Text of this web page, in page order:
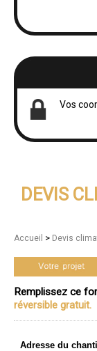
Vos
DEVIS
Accueil > Devis
Remplissez ce
réversible gratuit.
Adresse du